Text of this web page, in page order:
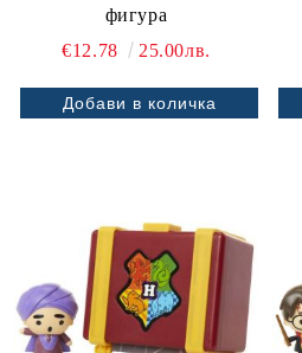
фигура
€12.78
25.00лв.